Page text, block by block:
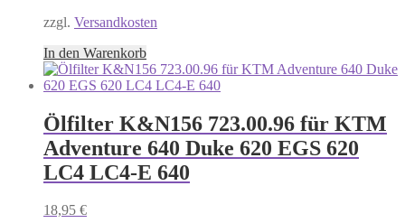
zzgl. Versandkosten
In den Warenkorb
Ölfilter K&N156 723.00.96 für KTM
Adventure 640 Duke 620 EGS 620
LC4 LC4-E 640
18,95 €